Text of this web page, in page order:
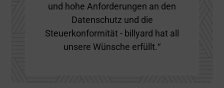
und hohe Anforderungen an den
Datenschutz und die
Steuerkonformität - billyard hat all
unsere Wünsche erfüllt.“